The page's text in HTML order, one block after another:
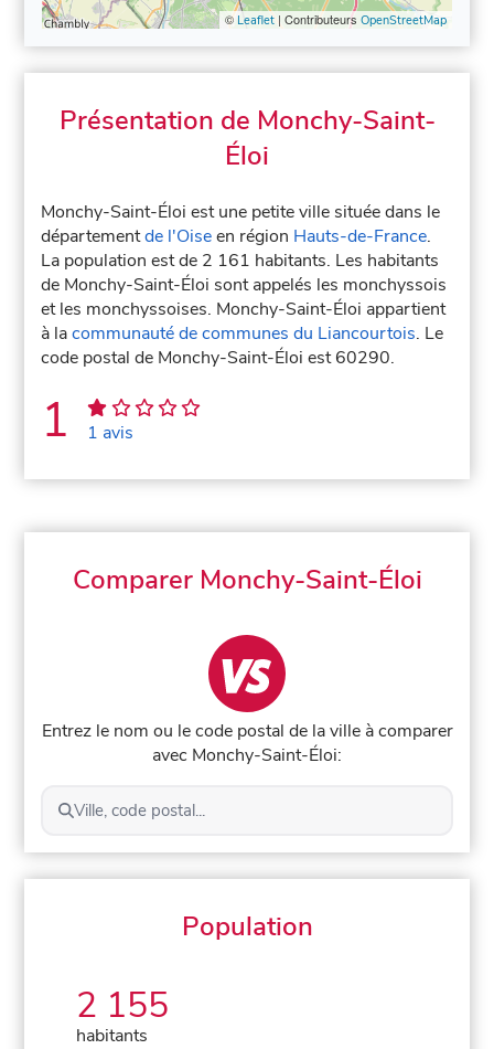
© Leaflet| Contributeurs OpenStreetMap
Présentation de Monchy-Saint-
Éloi
Monchy-Saint-Éloi est une petite ville située dans le
départementde l'Oiseen région Hauts-de-France.
La population est de 2 161 habitants. Les habitants
de Monchy-Saint-Éloi sont appelés les monchyssois
et les monchyssoises. Monchy-Saint-Éloi appartient
à lacommunauté de communes du Liancourtois. Le
code postal de Monchy-Saint-Éloi est 60290.
1 1 avis
Comparer Monchy-Saint-Éloi
Entrez le nom ou le code postal de la ville à comparer
avec Monchy-Saint-Éloi:
Ville, code postal...
Population
2 155
habitants